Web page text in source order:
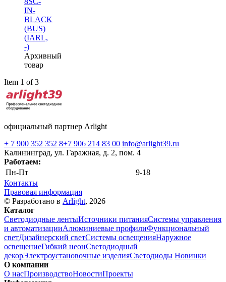
IN-
BLACK
(BUS)
(IARL,
-)
Архивный
товар
Item 1 of 3
официальный партнер Arlight
+ 7 900 352 352 8+7 906 214 83 00 info@arlight39.ru
Калининград, ул. Гаражная, д. 2, пом. 4
Работаем:
Пн-Пт
9-18
Контакты
Правовая информация
© Разработано в Arlight, 2026
Каталог
Светодиодные лентыИсточники питанияСистемы управления
и автоматизацииАлюминиевые профилиФункциональный
светДизайнерский светСистемы освещенияНаружное
освещениеГибкий неонСветодиодный
декорЭлектроустановочные изделияСветодиоды Новинки
О компании
О насПроизводствоНовостиПроекты